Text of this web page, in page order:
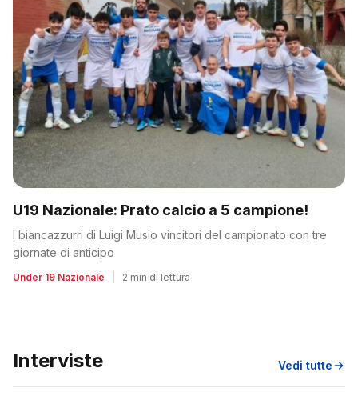
U19 Nazionale: Prato calcio a 5 campione!
I biancazzurri di Luigi Musio vincitori del campionato con tre
giornate di anticipo
Under 19 Nazionale 2 min di lettura
Interviste Vedi tutte